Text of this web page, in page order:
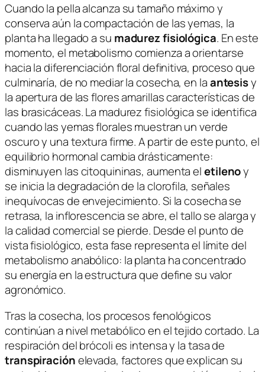
Cuando la pella alcanza su tamaño máximo y
conserva aún la compactación de las yemas, la
planta ha llegado a su madurez fisiológica. En este
momento, el metabolismo comienza a orientarse
hacia la diferenciación floral definitiva, proceso que
culminaría, de no mediar la cosecha, en laantesisy
la apertura de las flores amarillas características de
las brasicáceas. La madurez fisiológica se identifica
cuando las yemas florales muestran un verde
oscuro y una textura firme. A partir de este punto, el
equilibrio hormonal cambia drásticamente:
disminuyen las citoquininas, aumenta eletilenoy
se inicia la degradación de la clorofila, señales
inequívocas de envejecimiento. Si la cosecha se
retrasa, la inflorescencia se abre, el tallo se alarga y
la calidad comercial se pierde. Desde el punto de
vista fisiológico, esta fase representa el límite del
metabolismo anabólico: la planta ha concentrado
su energía en la estructura que define su valor
agronómico.
Tras la cosecha, los procesos fenológicos
continúan a nivel metabólico en el tejido cortado. La
respiración del brócoli es intensa y la tasa de
transpiraciónelevada, factores que explican su